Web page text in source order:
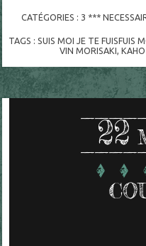
CATÉGORIES : 3 ***
TAGS :SUIS MOI JE TE FUISFUIS
VIN MORISAKI
22